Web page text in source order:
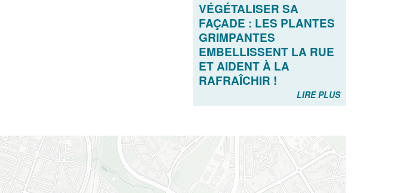
VÉGÉTALISER SA
FAÇADE : LES PLANTES
GRIMPANTES
EMBELLISSENT LA RUE
ET AIDENT À LA
RAFRAÎCHIR !
LIRE PLUS